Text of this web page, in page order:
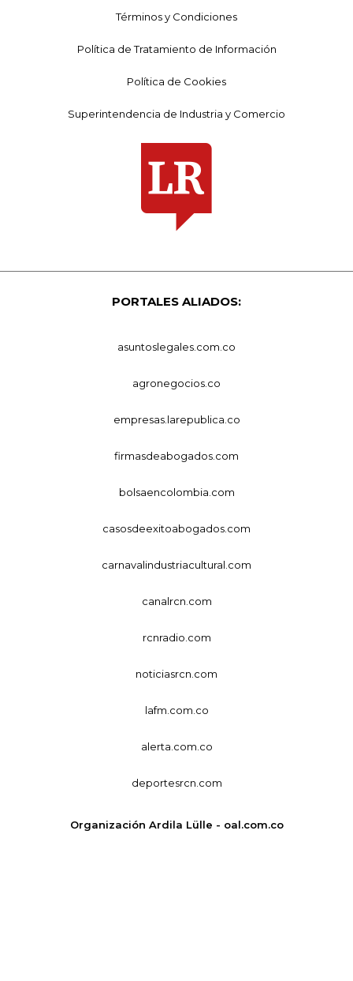
Términos y Condiciones
Política de Tratamiento de Información
Política de Cookies
Superintendencia de Industria y Comercio
PORTALES ALIADOS:
asuntoslegales.com.co
agronegocios.co
empresas.larepublica.co
firmasdeabogados.com
bolsaencolombia.com
casosdeexitoabogados.com
carnavalindustriacultural.com
canalrcn.com
rcnradio.com
noticiasrcn.com
lafm.com.co
alerta.com.co
deportesrcn.com
Organización Ardila Lülle - oal.com.co